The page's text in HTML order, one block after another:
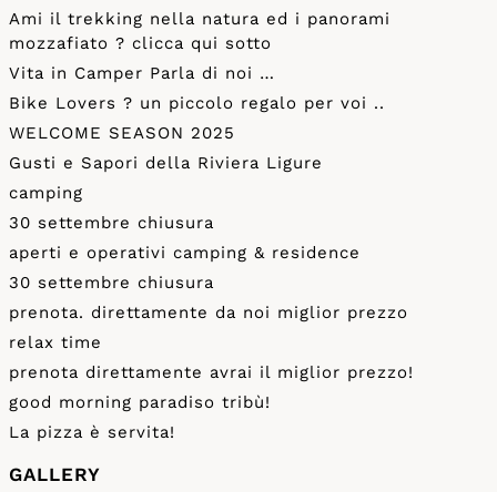
Ami il trekking nella natura ed i panorami
mozzafiato ? clicca qui sotto
Vita in Camper Parla di noi …
Bike Lovers ? un piccolo regalo per voi ..
WELCOME SEASON 2025
Gusti e Sapori della Riviera Ligure
camping
30 settembre chiusura
aperti e operativi camping & residence
30 settembre chiusura
prenota. direttamente da noi miglior prezzo
relax time
prenota direttamente avrai il miglior prezzo!
good morning paradiso tribù!
La pizza è servita!
GALLERY